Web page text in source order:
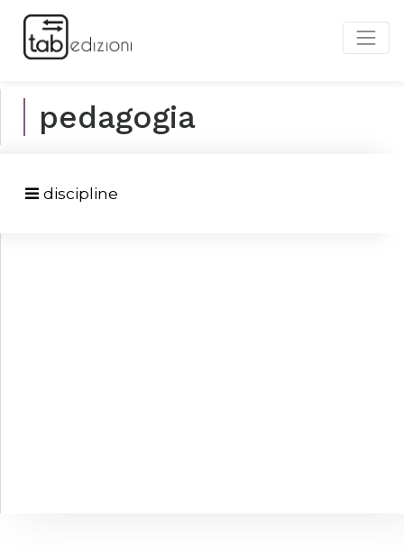
pedagogia
discipline